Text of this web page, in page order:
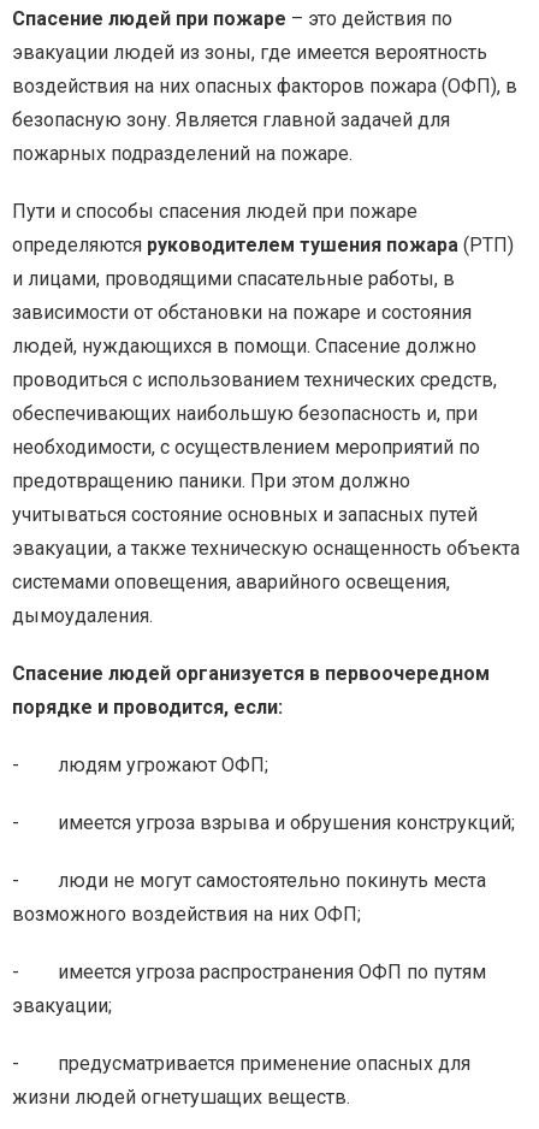
Спасение людей при пожаре – это действия по
эвакуации людей из зоны, где имеется вероятность
воздействия на них опасных факторов пожара (ОФП), в
безопасную зону. Является главной задачей для
пожарных подразделений на пожаре.
Пути и способы спасения людей при пожаре
определяются руководителем тушения пожара (РТП)
и лицами, проводящими спасательные работы, в
зависимости от обстановки на пожаре и состояния
людей, нуждающихся в помощи. Спасение должно
проводиться с использованием технических средств,
обеспечивающих наибольшую безопасность и, при
необходимости, с осуществлением мероприятий по
предотвращению паники. При этом должно
учитываться состояние основных и запасных путей
эвакуации, а также техническую оснащенность объекта
системами оповещения, аварийного освещения,
дымоудаления.
Спасение людей организуется в первоочередном
порядке и проводится, если:
- людям угрожают ОФП;
- имеется угроза взрыва и обрушения конструкций;
- люди не могут самостоятельно покинуть места
возможного воздействия на них ОФП;
- имеется угроза распространения ОФП по путям
эвакуации;
- предусматривается применение опасных для
жизни людей огнетушащих веществ.